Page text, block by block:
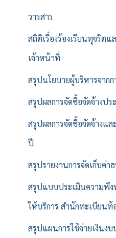
วารสาร
สถิติเรื่องร้องเรียนทุจริต
เจ้าหน้าที่
สรุปนโยบายผู้บริหารจาก
สรุปผลการจัดซื้อจัดจ้างปร
สรุปผลการจัดซื้อจัดจ้างแ
ปี
สรุปรายงานการจัดเก็บค่า
สรุปแบบประเมินความพึง
ให้บริการ สำนักทะเบียนท้
สรุปแผนการใช้จ่ายเงินง